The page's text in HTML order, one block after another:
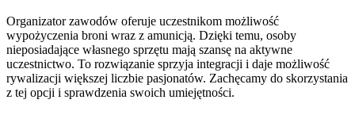
Organizator zawodów oferuje uczestnikom możliwość
wypożyczenia broni wraz z amunicją. Dzięki temu, osoby
nieposiadające własnego sprzętu mają szansę na aktywne
uczestnictwo. To rozwiązanie sprzyja integracji i daje możliwość
rywalizacji większej liczbie pasjonatów. Zachęcamy do skorzystania
z tej opcji i sprawdzenia swoich umiejętności.